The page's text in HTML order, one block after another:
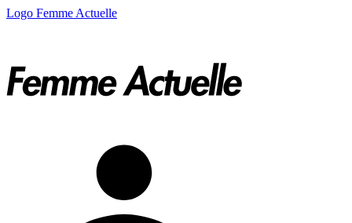
Logo Femme Actuelle